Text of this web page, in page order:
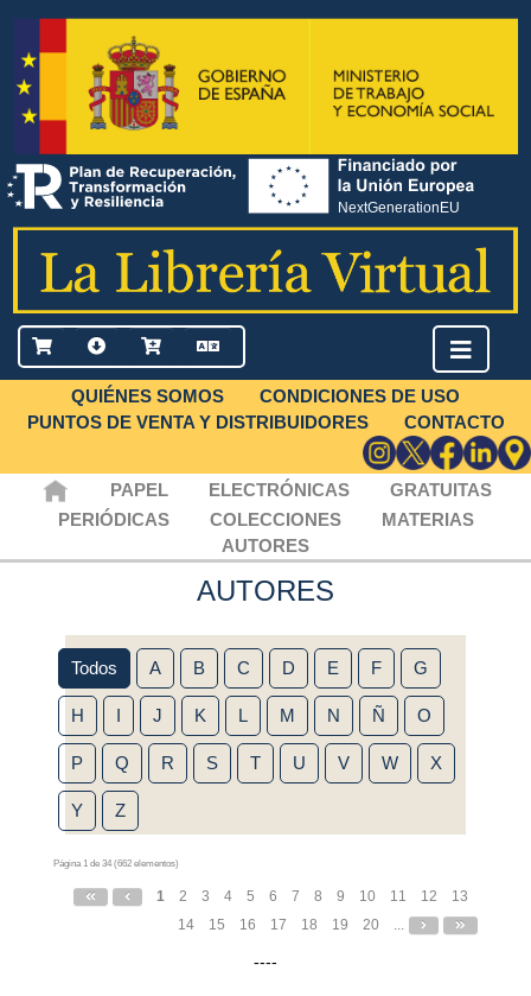
QUIÉNES SOMOS
CONDICIONES DE USO
PUNTOS DE VENTA Y DISTRIBUIDORES
CONTACTO
PAPEL ELECTRÓNICAS
GRATUITAS
PERIÓDICAS
COLECCIONES
MATERIAS
AUTORES
AUTORES
Todos A B C D E F G
H I J K L M N Ñ O
P Q R S T U V W X
Y Z
Página 1 de 34 (662 elementos)
1 2 3 4 5 6 7 8 9 10 11 12
13
14
15 16 17 18 19 20
----